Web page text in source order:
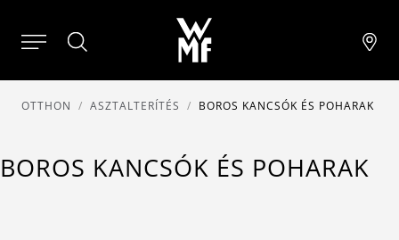
OTTHON ASZTALTERÍTÉS BOROS KANCSÓK ÉS POHARAK
BOROS KANCSÓK ÉS POHARAK